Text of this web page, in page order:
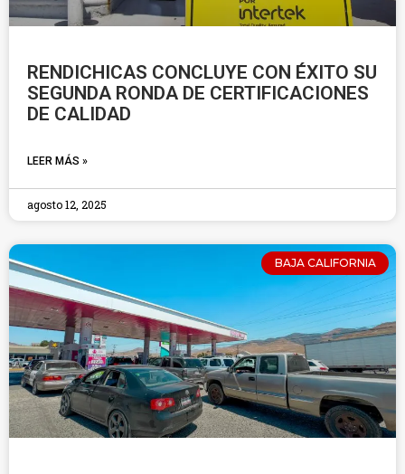
RENDICHICAS CONCLUYE CON ÉXITO SU
SEGUNDA RONDA DE CERTIFICACIONES
DE CALIDAD
LEER MÁS »
agosto 12, 2025
BAJA CALIFORNIA